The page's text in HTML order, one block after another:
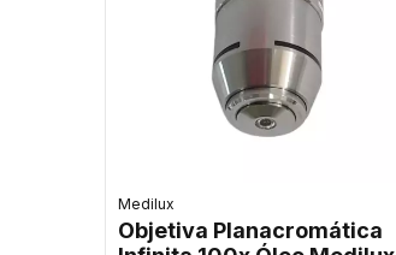
Medilux
Objetiva Planacromática